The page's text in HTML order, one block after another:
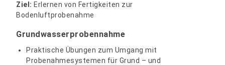
Ziel: Erlernen von Fertigkeiten zur
Bodenluftprobenahme
Grundwasserprobennahme
Praktische Übungen zum Umgang mit
Probenahmesystemen für Grund – und